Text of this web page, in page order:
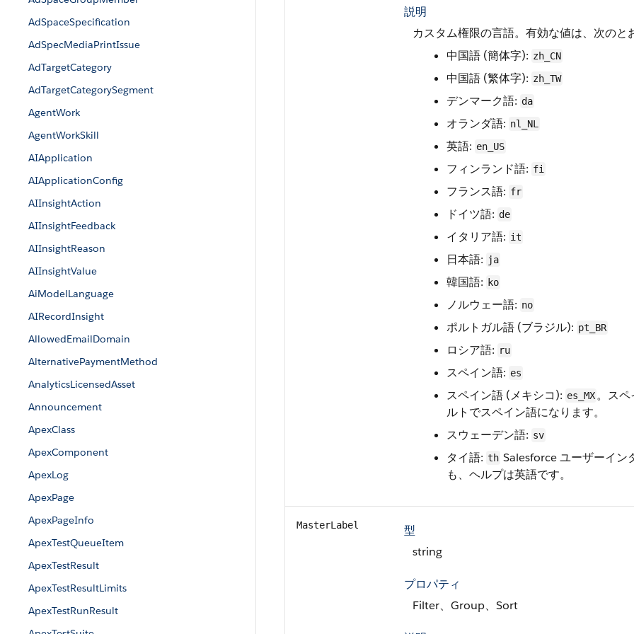
AdSpaceSpecification
AdSpecMediaPrintIssue
AdTargetCategory
AdTargetCategorySegment
AgentWork
AgentWorkSkill
AIApplication
AIApplicationConfig
AIInsightAction
AIInsightFeedback
AIInsightReason
AIInsightValue
AiModelLanguage
AIRecordInsight
AllowedEmailDomain
AlternativePaymentMethod
AnalyticsLicensedAsset
Announcement
ApexClass
ApexComponent
ApexLog
ApexPage
ApexPageInfo
ApexTestQueueItem
ApexTestResult
ApexTestResultLimits
ApexTestRunResult
説明
カスタム権限の言語。有効な値は、次のと
中国語 (簡体字): zh_CN
中国語 (繁体字): zh_TW
デンマーク語: da
オランダ語: nl_NL
英語: en_US
フィンランド語: fi
フランス語: fr
ドイツ語: de
イタリア語: it
日本語: ja
韓国語: ko
ノルウェー語: no
ポルトガル語 (ブラジル): pt_BR
ロシア語: ru
スペイン語: es
スペイン語 (メキシコ): es_MX。ス
ルトでスペイン語になります。
スウェーデン語: sv
タイ語: th Salesforce ユーザーイン
も、ヘルプは英語です。
MasterLabel
型
string
プロパティ
Filter、Group、Sort